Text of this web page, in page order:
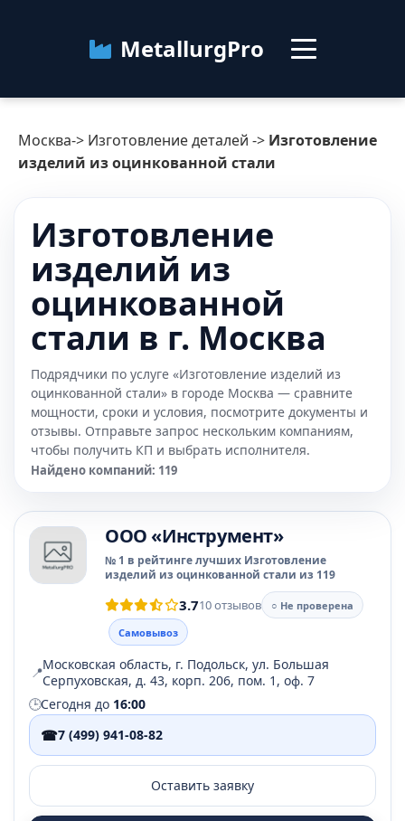
MetallurgPro
Москва
Категории
О сервисе Контакты
Москва-> Изготовление деталей -> Изготовление
изделий из оцинкованной стали
Изготовление
изделий из
оцинкованной
стали в г. Москва
Подрядчики по услуге «Изготовление изделий из
оцинкованной стали» в городе Москва — сравните
мощности, сроки и условия, посмотрите документы и
отзывы. Отправьте запрос нескольким компаниям,
чтобы получить КП и выбрать исполнителя.
Найдено компаний: 119
OOO «Инструмент»
№ 1 в рейтинге лучших Изготовление
изделий из оцинкованной стали из 119
3.710 отзывов
○ Не проверена
Самовывоз
📍Московская область, г. Подольск, ул. Большая
Серпуховская, д. 43, корп. 206, пом. 1, оф. 7
🕒Сегодня до 16:00
☎7 (499) 941-08-82
Оставить заявку